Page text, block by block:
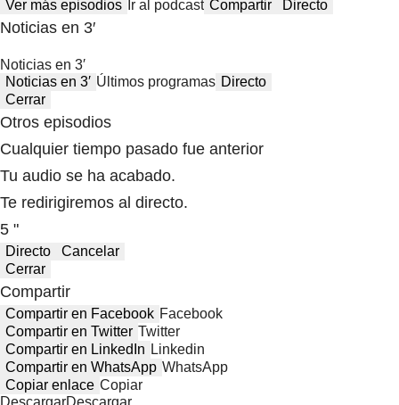
Ver más episodios Ir al podcast Compartir Directo
Noticias en 3′
Noticias en 3′
Noticias en 3′ Últimos programas Directo
Cerrar
Otros episodios
Cualquier tiempo pasado fue anterior
Tu audio se ha acabado.
Te redirigiremos al directo.
5 "
Directo
Cancelar
Cerrar
Compartir
Compartir en Facebook Facebook
Compartir en Twitter Twitter
Compartir en LinkedIn Linkedin
Compartir en WhatsApp WhatsApp
Copiar enlace Copiar